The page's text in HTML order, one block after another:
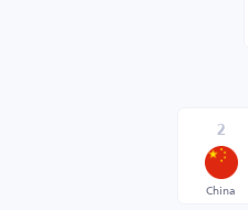
2
China